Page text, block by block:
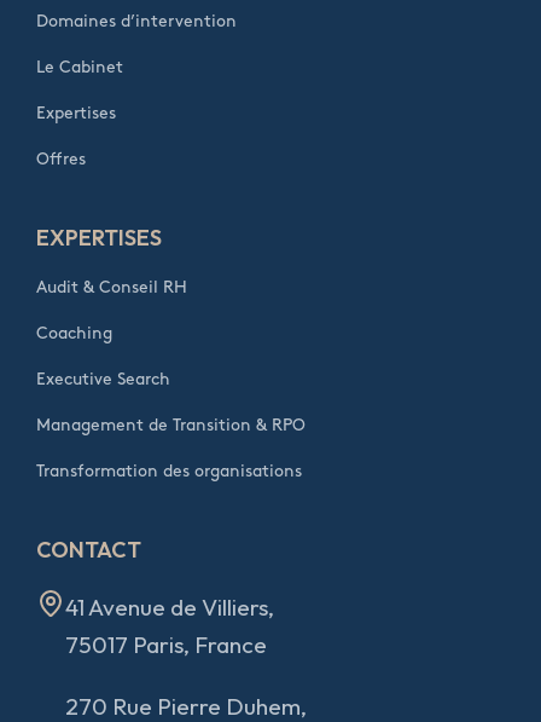
Domaines d’intervention
Le Cabinet
Expertises
Offres
EXPERTISES
Audit & Conseil RH
Coaching
Executive Search
Management de Transition & RPO
Transformation des organisations
CONTACT
41 Avenue de Villiers,
75017 Paris, France
270 Rue Pierre Duhem,